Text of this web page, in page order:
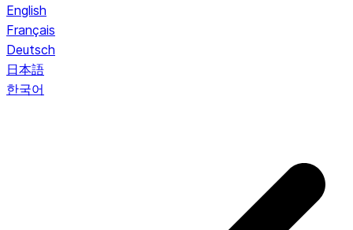
English
Français
Deutsch
日本語
한국어